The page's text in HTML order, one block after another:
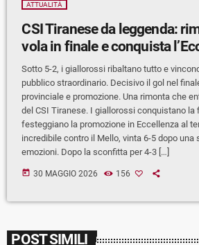
ATTUALITÀ
CSI Tiranese da leggenda:
vola in finale e conquista
Sotto 5-2, i giallorossi ribaltano tutto e
pubblico straordinario. Decisivo il gol nel
provinciale e promozione. Una rimonta che
del CSI Tiranese. I giallorossi conquistano la
festeggiano la promozione in Eccellenza al
incredibile contro il Mello, vinta 6-5 dopo una
emozioni. Dopo la sconfitta per 4-3 […]
today 30 MAGGIO 2026 156
POST SIMILI